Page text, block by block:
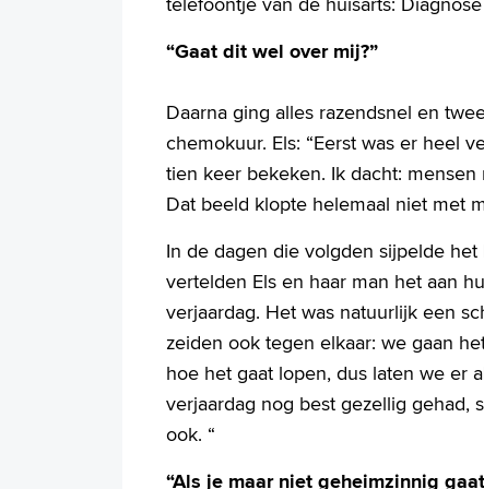
“Gaat dit wel over mij?”
Daarna ging alles razendsnel en
chemokuur. Els: “Eerst was er heel
tien keer bekeken. Ik dacht:
Dat beeld klopte helemaal niet met
In de dagen die volgden sijpelde
vertelden Els en haar man het aan
verjaardag. Het was natuurlijk een
zeiden ook tegen elkaar: we gaan
hoe het gaat lopen, dus laten we er
verjaardag nog best gezellig gehad,
ook. “
“Als je maar niet geheimzinnig